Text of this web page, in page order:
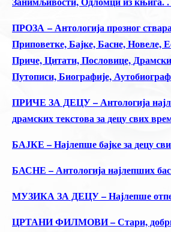
ПРОЗА – Антологија прозног
Приповетке, Бајке, Басне, Новеле,
Приче, Цитати, Пословице,
Путописи, Биографије,
ПРИЧЕ ЗА ДЕЦУ – Антологија
драмских текстова за децу свих
БАЈКЕ – Најлепше бајке за децу
БАСНЕ – Антологија најлепших
МУЗИКА ЗА ДЕЦУ – Најлепше
ЦРТАНИ ФИЛМОВИ – Стари,